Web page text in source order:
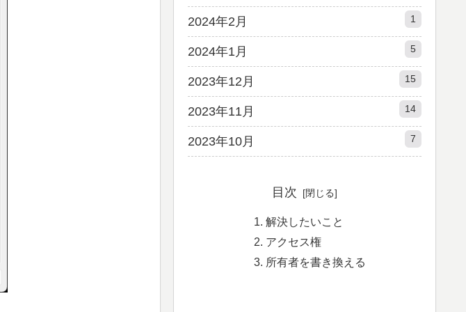
2024年2月 1
2024年1月 5
2023年12月 15
2023年11月 14
2023年10月 7
目次
解決したいこと
アクセス権
所有者を書き換える